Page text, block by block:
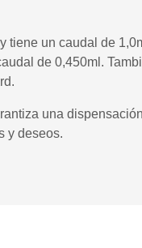
tiene un caudal de
de 0,450ml.
una
y deseos.